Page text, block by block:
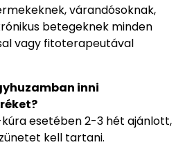
várandósoknak,
betegeknek minden
vagy fitoterapeutával
inni
esetében 2-3 hét ajánlott,
kell tartani.